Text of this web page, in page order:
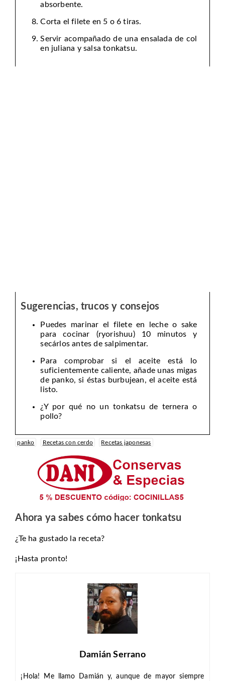
absorbente.
Corta el filete en 5 o 6 tiras.
Servir acompañado de una ensalada de col
en juliana y salsa tonkatsu.
Sugerencias, trucos y consejos
Puedes marinar el filete en leche o sake
para cocinar (ryorishuu) 10 minutos y
secárlos antes de salpimentar.
Para comprobar si el aceite está lo
suficientemente caliente, añade unas migas
de panko, si éstas burbujean, el aceite está
listo.
¿Y por qué no un tonkatsu de ternera o
pollo?
panko Recetas con cerdo Recetas japonesas
Ahora ya sabes cómo hacer tonkatsu
¿Te ha gustado la receta?
¡Hasta pronto!
Damián Serrano
¡Hola! Me llamo Damián y, aunque de mayor siempre